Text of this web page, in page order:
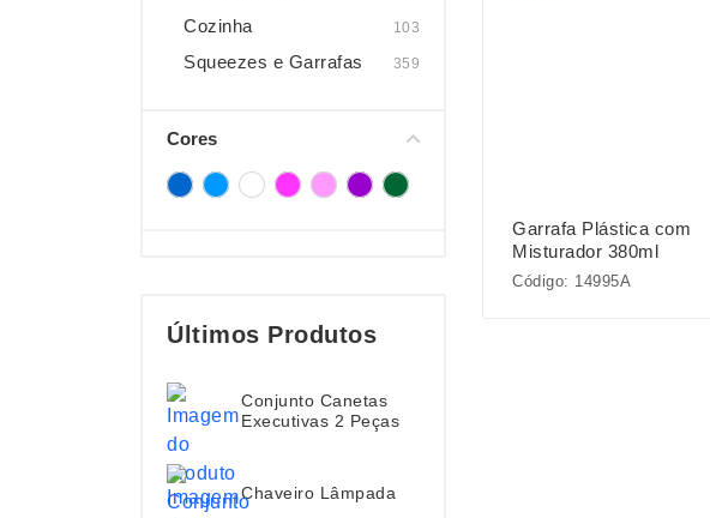
Cozinha 103
Squeezes e Garrafas 359
Cores
Últimos Produtos
Conjunto Canetas
Executivas 2 Peças
Chaveiro Lâmpada
Garrafa Plástica com
Misturador 380ml
Código: 14995A